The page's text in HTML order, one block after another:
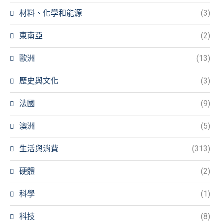
材料、化學和能源 (3)
東南亞 (2)
歐洲 (13)
歷史與文化 (3)
法國 (9)
澳洲 (5)
生活與消費 (313)
硬體 (2)
科學 (1)
科技 (8)